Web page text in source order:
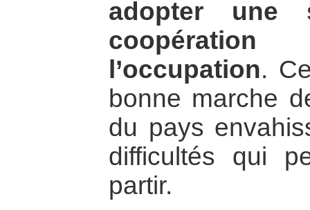
adopter une
l’occupation.
bonne marche
du pays
difficultés qui
partir.